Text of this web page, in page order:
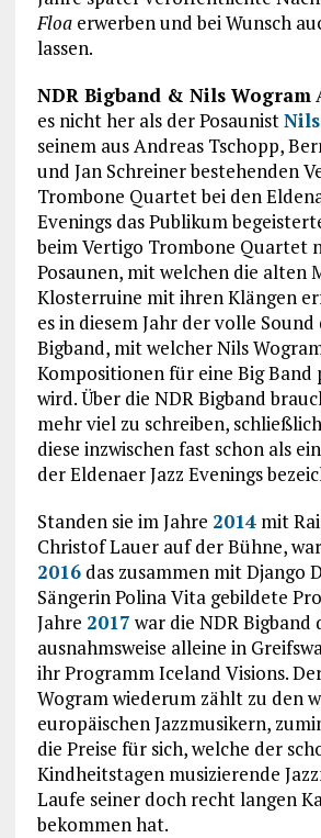
Floaerwerben und bei Wunsch
lassen.
NDR Bigband & Nils Wogram
es nicht her als der Posaunist
seinem aus Andreas Tschopp,
und Jan Schreiner bestehenden
Trombone Quartet bei den
Evenings das Publikum
beim Vertigo Trombone Quartet
Posaunen, mit welchen die alten
Klosterruine mit ihren Klängen
es in diesem Jahr der volle Sound
Bigband, mit welcher Nils
Kompositionen für eine Big Band
wird. Über die NDR Bigband
mehr viel zu schreiben,
diese inzwischen fast schon als
der Eldenaer Jazz Evenings
Standen sie im Jahre 2014mit
Christof Lauer auf der Bühne,
2016das zusammen mit Django
Sängerin Polina Vita gebildete
Jahre 2017 war die NDR Bigband
ausnahmsweise alleine in
ihr Programm Iceland Visions.
Wogram wiederum zählt zu den
europäischen Jazzmusikern,
die Preise für sich, welche der
Kindheitstagen musizierende
Laufe seiner doch recht langen
bekommen hat.